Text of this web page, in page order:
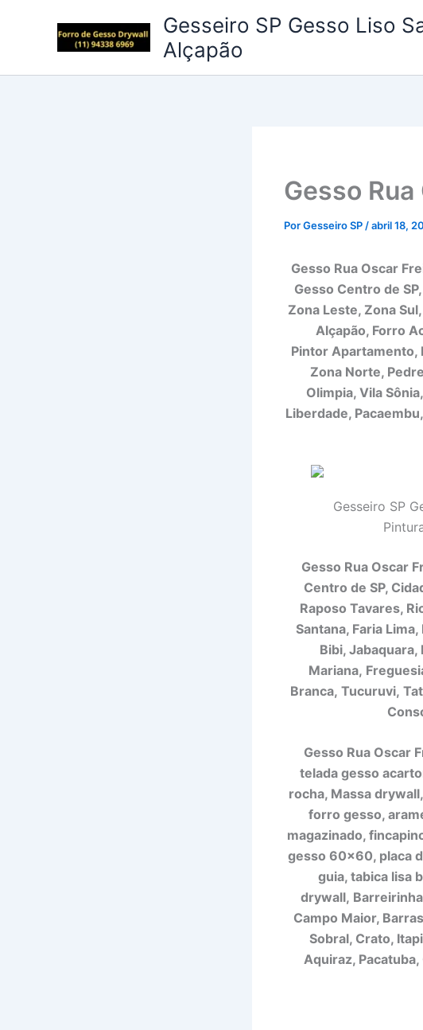
conteúdo
Gesseiro SP Gesso Liso
Alçapão
Gesso
PorGesseiro SP /abril 18,
Gesso Rua Oscar
Gesso Centro de
Zona Leste, Zona
Alçapão, Forro
Pintor Apartamento,
Zona Norte,
Olimpia, Vila
Liberdade,
Gesseiro SP
Gesso Rua Oscar
Centro de SP,
Raposo Tavares,
Santana, Faria
Bibi,
Mariana,
Branca, Tucuruvi,
Gesso Rua Oscar
telada gesso
rocha, Massa
forro gesso,
magazinado,
gesso 60×60, placa
guia, tabica lisa
drywall,
Campo Maior,
Sobral, Crato,
Aquiraz,